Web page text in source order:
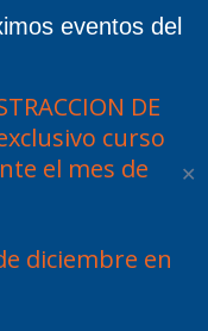
eventos del
DE
curso
el mes de
diciembre en
✕